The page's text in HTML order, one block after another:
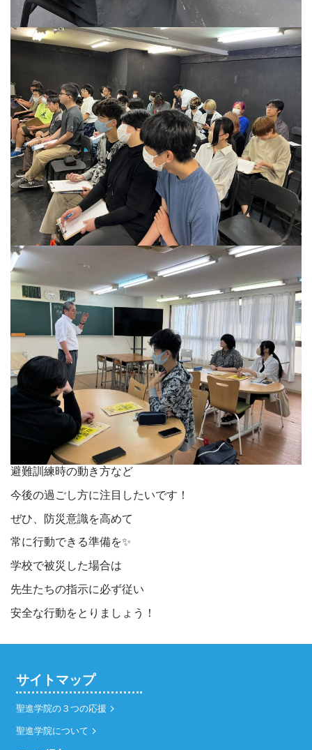
避難訓練時の動き方など
今後の過ごし方に注目したいです！
ぜひ、防災意識を高めて
常に行動できる準備を✨
学校で被災した場合は
先生たちの指示に必ず従い
安全な行動をとりましょう！
サイトマップ
聖進学院の３つの応援
聖進学院について